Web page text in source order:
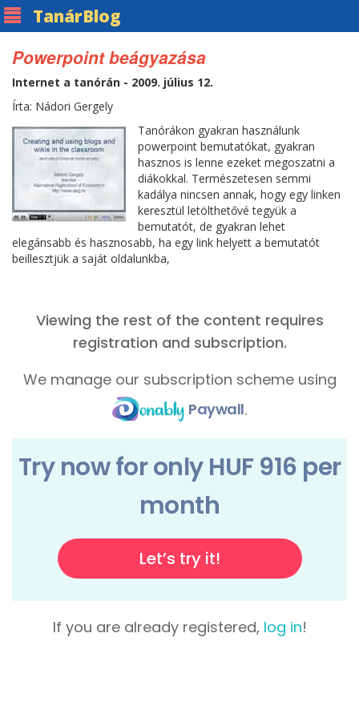
TanárBlog
Powerpoint beágyazása
Internet a tanórán - 2009. július 12.
Írta: Nádori Gergely
Tanórákon gyakran használunk
powerpoint bemutatókat, gyakran
hasznos is lenne ezeket megoszatni a
diákokkal. Természetesen semmi
kadálya nincsen annak, hogy egy linken
keresztül letölthetővé tegyük a
bemutatót, de gyakran lehet
elegánsabb és hasznosabb, ha egy link helyett a bemutatót
beillesztjük a saját oldalunkba,